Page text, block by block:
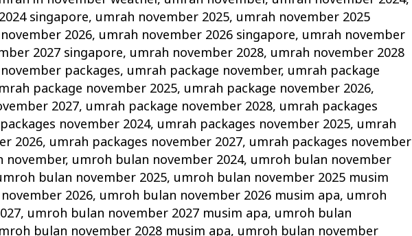
singapore, umrah november 2025, umrah november 2025
2026, umrah november 2026 singapore, umrah november
2027 singapore, umrah november 2028, umrah november 2028
packages, umrah package november, umrah package
package november 2025, umrah package november 2026,
2027, umrah package november 2028, umrah packages
november 2024, umrah packages november 2025, umrah
2026, umrah packages november 2027, umrah packages november
november, umroh bulan november 2024, umroh bulan november
bulan november 2025, umroh bulan november 2025 musim
2026, umroh bulan november 2026 musim apa, umroh
, umroh bulan november 2027 musim apa, umroh bulan
bulan november 2028 musim apa, umroh bulan november